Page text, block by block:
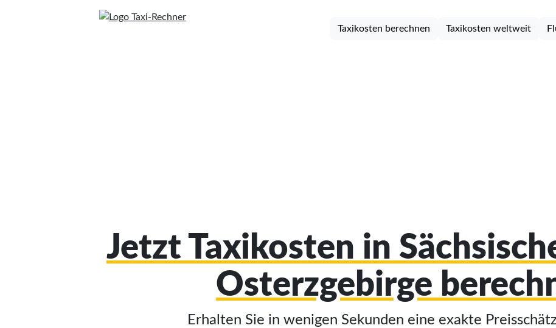
Taxikosten berechnen Taxikosten weltweit
Jetzt Taxikosten in
Osterzgebirge
Erhalten Sie in wenigen Sekunden eine exakte